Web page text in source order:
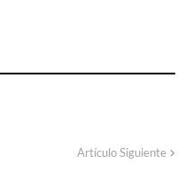
Artículo Siguiente